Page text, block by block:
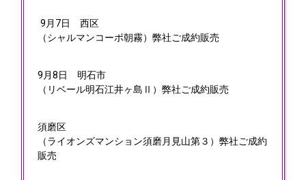
9月7日 西区
（シャルマンコーポ朝霧）弊社ご成約販売
9月8日 明石市
（リベール明石江井ヶ島Ⅱ）弊社ご成約販売
須磨区
（ライオンズマンション須磨月見山第３）弊社ご成約
販売